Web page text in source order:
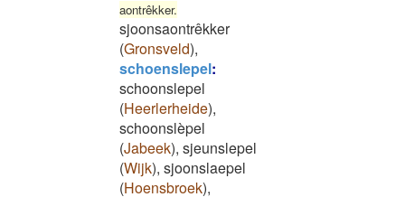
aontrêkker.
sjoonsaontrêkker
(Gronsveld),
schoenslepel:
schoonslepel
(Heerlerheide),
schoonslèpel
(Jabeek), sjeunslepel
(Wijk), sjoonslaepel
(Hoensbroek),